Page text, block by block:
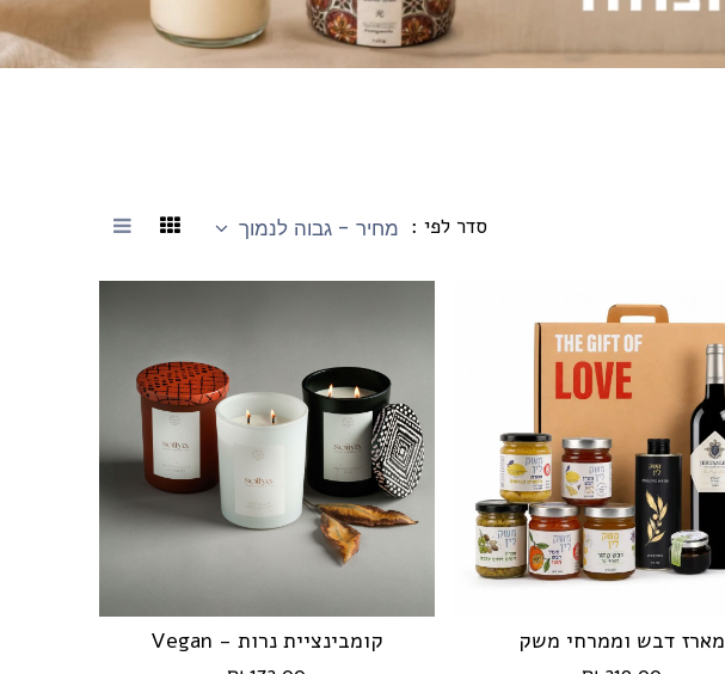
סדר לפי : מחיר - גבוה לנמוך
הוספה לעגלה
מארז דבש וממרחי משק הוספה לעגלה
קומבינציית נרות - Vegan